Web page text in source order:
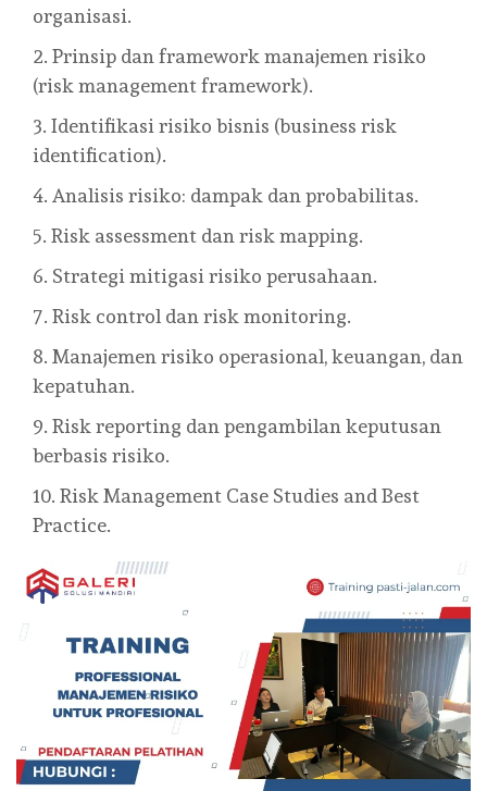
organisasi.
Prinsip dan framework manajemen risiko
(risk management framework).
Identifikasi risiko bisnis (business risk
identification).
Analisis risiko: dampak dan probabilitas.
Risk assessment dan risk mapping.
Strategi mitigasi risiko perusahaan.
Risk control dan risk monitoring.
Manajemen risiko operasional, keuangan, dan
kepatuhan.
Risk reporting dan pengambilan keputusan
berbasis risiko.
Risk Management Case Studies and Best
Practice.